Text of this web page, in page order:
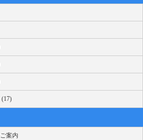
(17)
案内